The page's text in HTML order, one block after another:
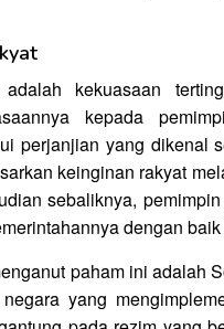
adalah kekuasaan
kepada
perjanjian yang dikenal
keinginan rakyat
sebaliknya,
dengan
paham ini adalah
yang